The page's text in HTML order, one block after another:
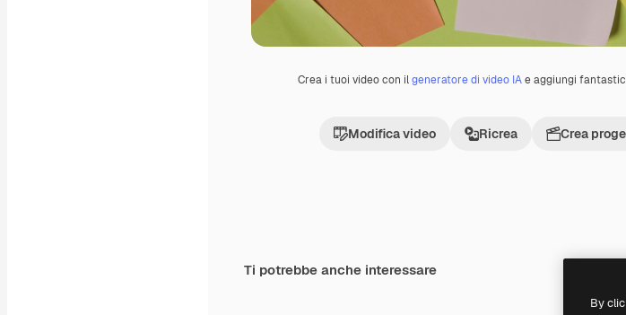
Crea i tuoi video con ilgeneratore di video IAe aggiungi
Modifica video Ricrea Crea
Ti potrebbe anche interessare
By